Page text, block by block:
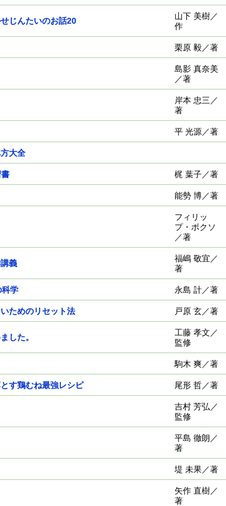
じんたいのお話20
山下 美樹／
作
栗原 毅／著
島影 真奈美
／著
岸本 忠三／
著
平 光源／著
大全
梶 葉子／著
能勢 博／著
フィリッ
プ・ボクソ
／著
義
福嶋 敬宜／
著
科学 永島 計／著
ためのリセット法 戸原 玄／著
した。
工藤 孝文／
監修
駒木 爽／著
す鶏むね最強レシピ 尾形 哲／著
吉村 芳弘／
監修
平島 徹朗／
著
堤 未果／著
矢作 直樹／
著